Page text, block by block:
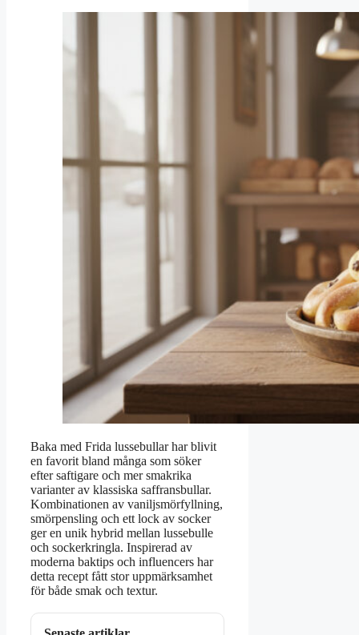
Baka med Frida lussebullar har blivit
en favorit bland många som söker
efter saftigare och mer smakrika
varianter av klassiska saffransbullar.
Kombinationen av vaniljsmörfyllning,
smörpensling och ett lock av socker
ger en unik hybrid mellan lussebulle
och sockerkringla. Inspirerad av
moderna baktips och influencers har
detta recept fått stor uppmärksamhet
för både smak och textur.